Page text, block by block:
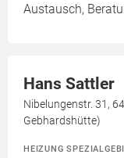
Austausch,
Hans Sattler
Nibelungenstr. 31,
Gebhardshütte)
HEIZUNG